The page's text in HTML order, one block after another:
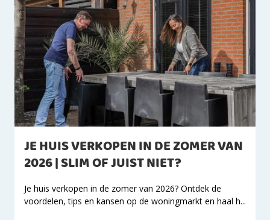
JE HUIS VERKOPEN IN DE ZOMER VAN
2026 | SLIM OF JUIST NIET?
Je huis verkopen in de zomer van 2026? Ontdek de
voordelen, tips en kansen op de woningmarkt en haal h...